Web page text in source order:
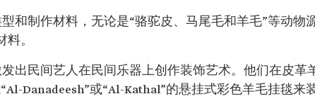
和制作材料，无论是“骆驼皮、马尾毛和羊毛”等动物
。
出民间艺人在民间乐器上创作装饰艺术。他们在皮革
Danadeesh”或“Al-Kathal”的悬挂式彩色羊毛挂毯来